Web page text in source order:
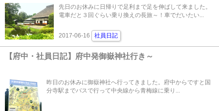
先日のお休みに日帰りで足利まで足を伸ばして来ました。
電車だと３回ぐらい乗り換えの長旅～！車でだいたい...
2017-06-16 社員日記
【府中・社員日記】府中発御嶽神社行き～
昨日のお休みに御嶽神社へ行ってきました。府中からですと国
分寺駅までバスで行って中央線から青梅線に乗り...